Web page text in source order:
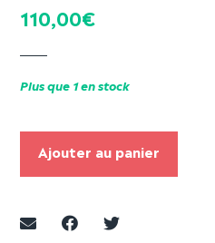
110,00€
Plus que 1 en stock
Ajouter au panier